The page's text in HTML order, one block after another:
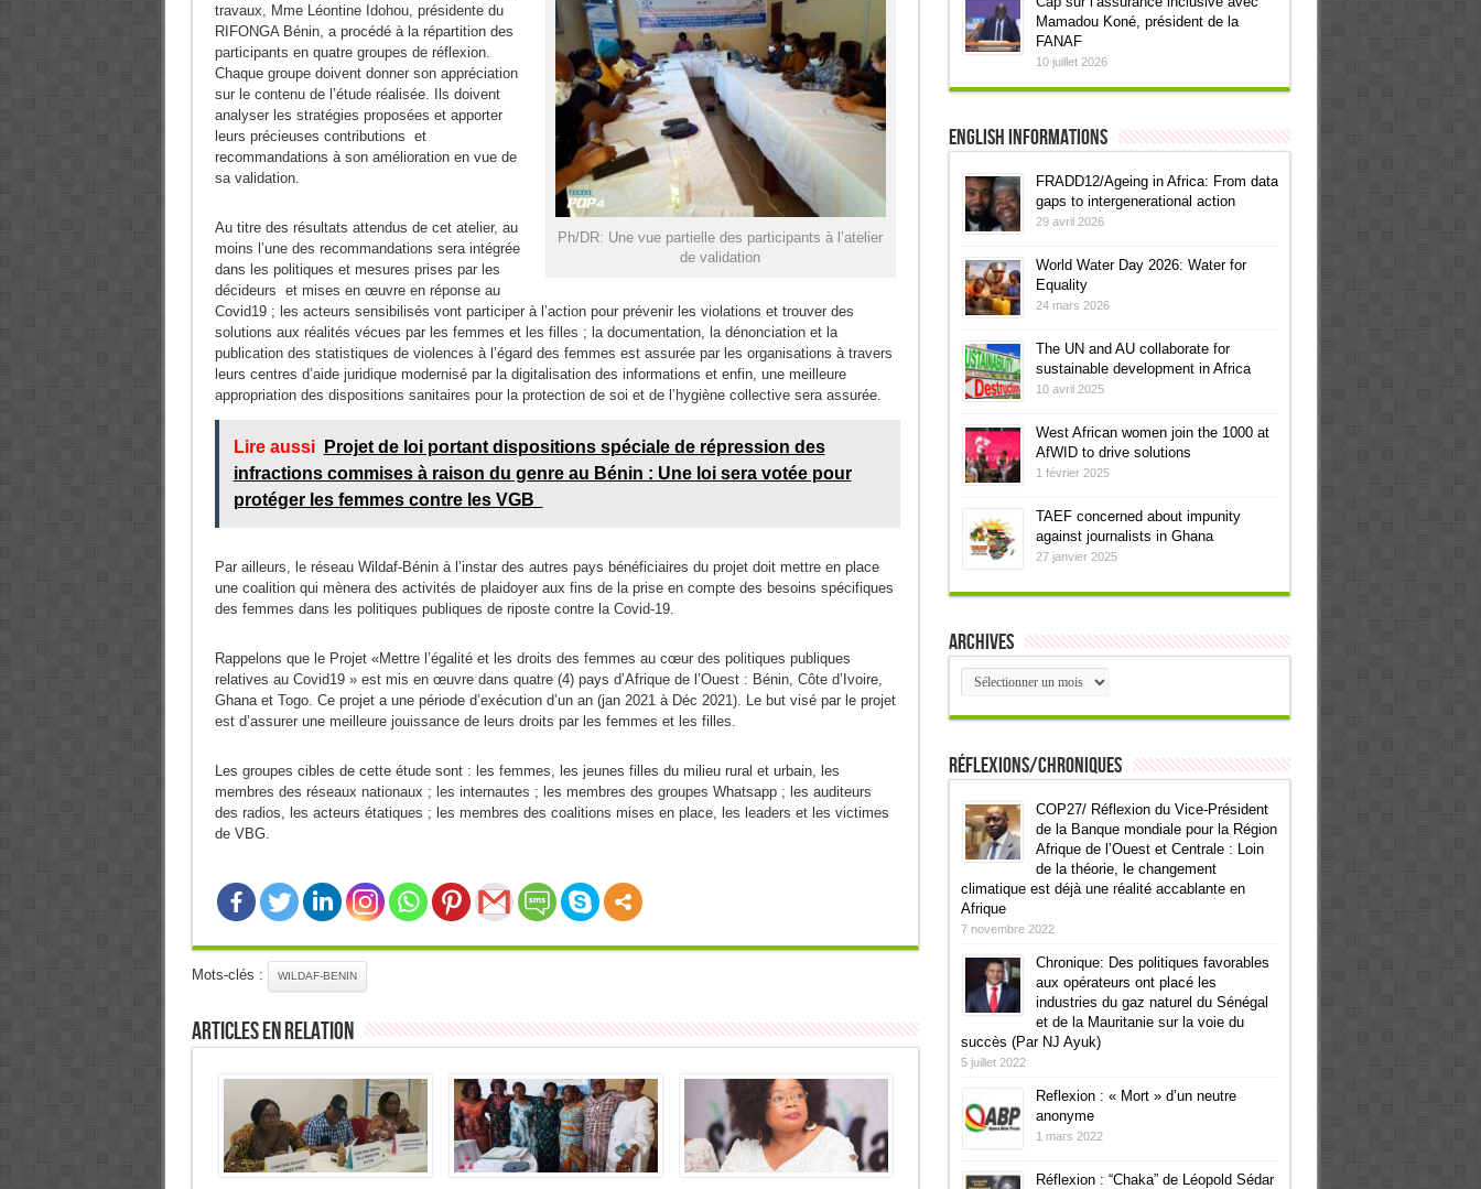
Ph/DR: Une vue partielle des participants à l’atelier
de validation
travaux, Mme Léontine Idohou, présidente du
RIFONGA Bénin, a procédé à la répartition des
participants en quatre groupes de réflexion.
Chaque groupe doivent donner son appréciation
sur le contenu de l’étude réalisée. Ils doivent
analyser les stratégies proposées et apporter
leurs précieuses contributions et
recommandations à son amélioration en vue de
sa validation.
Au titre des résultats attendus de cet atelier, au
moins l’une des recommandations sera intégrée
dans les politiques et mesures prises par les
décideurs et mises en œuvre en réponse au
Covid19 ; les acteurs sensibilisés vont participer à l’action pour prévenir les violations et trouver des
solutions aux réalités vécues par les femmes et les filles ; la documentation, la dénonciation et la
publication des statistiques de violences à l’égard des femmes est assurée par les organisations à travers
leurs centres d’aide juridique modernisé par la digitalisation des informations et enfin, une meilleure
appropriation des dispositions sanitaires pour la protection de soi et de l’hygiène collective sera assurée.
Lire aussi
Projet de loi portant dispositions spéciale de répression des
infractions commises à raison du genre au Bénin : Une loi sera votée pour
protéger les femmes contre les VGB
Par ailleurs, le réseau Wildaf-Bénin à l’instar des autres pays bénéficiaires du projet doit mettre en place
une coalition qui mènera des activités de plaidoyer aux fins de la prise en compte des besoins spécifiques
des femmes dans les politiques publiques de riposte contre la Covid-19.
Rappelons que le Projet «Mettre l’égalité et les droits des femmes au cœur des politiques publiques
relatives au Covid19 » est mis en œuvre dans quatre (4) pays d’Afrique de l’Ouest : Bénin, Côte d’Ivoire,
Ghana et Togo. Ce projet a une période d’exécution d’un an (jan 2021 à Déc 2021). Le but visé par le projet
est d’assurer une meilleure jouissance de leurs droits par les femmes et les filles.
Les groupes cibles de cette étude sont : les femmes, les jeunes filles du milieu rural et urbain, les
membres des réseaux nationaux ; les internautes ; les membres des groupes Whatsapp ; les auditeurs
des radios, les acteurs étatiques ; les membres des coalitions mises en place, les leaders et les victimes
de VBG.
Mots-clés : WILDAF-BENIN
Articles en relation
Mamadou Koné, président de la
FANAF
10 juillet 2026
English informations
FRADD12/Ageing in Africa: From data
gaps to intergenerational action
29 avril 2026
World Water Day 2026: Water for
Equality
24 mars 2026
The UN and AU collaborate for
sustainable development in Africa
10 avril 2025
West African women join the 1000 at
AfWID to drive solutions
1 février 2025
TAEF concerned about impunity
against journalists in Ghana
27 janvier 2025
Archives
Archives
Réflexions/Chroniques
COP27/ Réflexion du Vice-Président
de la Banque mondiale pour la Région
Afrique de l’Ouest et Centrale : Loin
de la théorie, le changement
climatique est déjà une réalité accablante en
Afrique
7 novembre 2022
Chronique: Des politiques favorables
aux opérateurs ont placé les
industries du gaz naturel du Sénégal
et de la Mauritanie sur la voie du
succès (Par NJ Ayuk)
5 juillet 2022
Reflexion : « Mort » d’un neutre
anonyme
1 mars 2022
Réflexion : “Chaka” de Léopold Sédar